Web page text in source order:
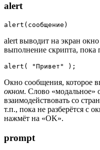
alert
alert(сообщение)
alert выводит на экран
выполнение скрипта, пока
alert( "Привет" );
Окно сообщения, которое
окном. Слово «модальное»
взаимодействовать со
т.п., пока не разберётся с
нажмёт на «OK».
prompt